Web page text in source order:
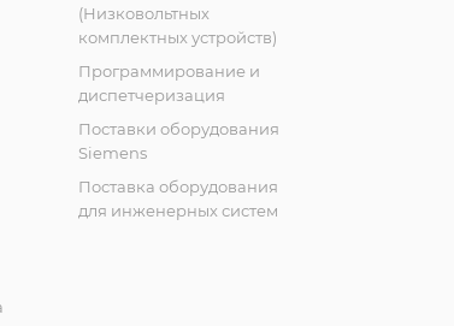
(Низковольтных
комплектных устройств)
Программирование и
диспетчеризация
Поставки оборудования
Siemens
Поставка оборудования
для инженерных систем